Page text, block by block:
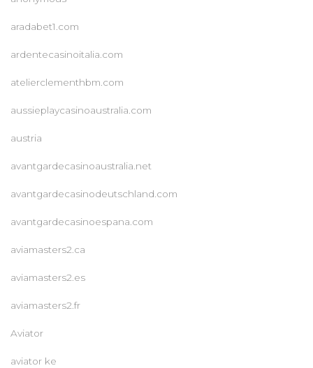
aradabet1.com
ardentecasinoitalia.com
atelierclementhbm.com
aussieplaycasinoaustralia.com
austria
avantgardecasinoaustralia.net
avantgardecasinodeutschland.com
avantgardecasinoespana.com
aviamasters2.ca
aviamasters2.es
aviamasters2.fr
Aviator
aviator ke